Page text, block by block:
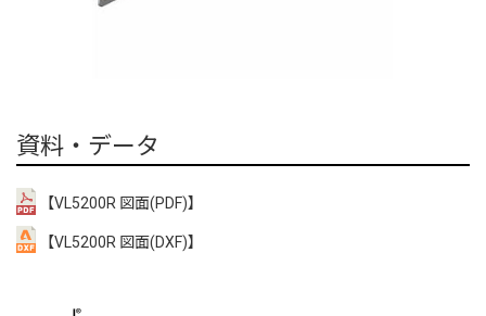
資料・データ
【VL5200R 図面(PDF)】
【VL5200R 図面(DXF)】